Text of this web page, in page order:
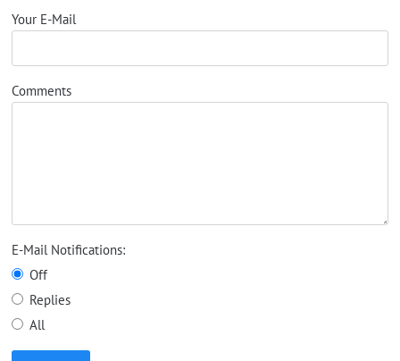
Your E-Mail
Comments
E-Mail Notifications:
Off
Replies
All